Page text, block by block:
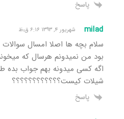
پاسخ
milad شهریور ۴, ۱۳۹۳ ۶:۱۶ ق٫ظ
سلام بچه ها اصلا امسال
بود من نمیدونم هرسال که
اگه کسی میدونه بهم جواب بده
شیلات کیست؟؟؟؟؟؟؟؟؟؟؟؟
پاسخ